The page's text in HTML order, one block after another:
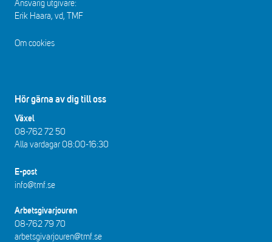
Ansvarig utgivare:
Erik Haara, vd, TMF
Om cookies
Hör gärna av dig till oss
Växel
08-762 72 50
Alla vardagar 08:00-16:30​​
E-post
info@tmf.se
Arbetsgivarjouren
08-762 79 70
arbetsgivarjouren@tmf.se